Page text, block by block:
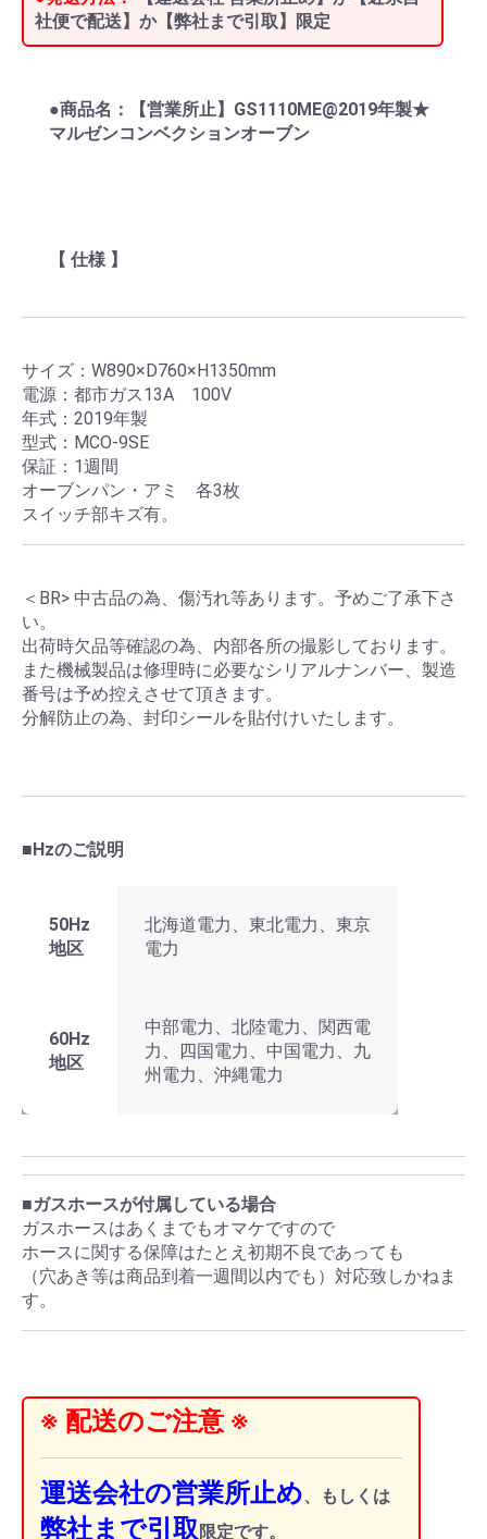
社便で配送】か【弊社まで引取】限定
●商品名：【営業所止】GS1110ME@2019年製★
マルゼンコンベクションオーブン
【 仕様 】
サイズ：W890×D760×H1350mm
電源：都市ガス13A 100V
年式：2019年製
型式：MCO-9SE
保証：1週間
オーブンパン・アミ 各3枚
スイッチ部キズ有。
＜BR> 中古品の為、傷汚れ等あります。予めご了承下さ
い。
出荷時欠品等確認の為、内部各所の撮影しております。
また機械製品は修理時に必要なシリアルナンバー、製造
番号は予め控えさせて頂きます。
分解防止の為、封印シールを貼付けいたします。
■Hzのご説明
50Hz
地区
北海道電力、東北電力、東京
電力
60Hz
地区
中部電力、北陸電力、関西電
力、四国電力、中国電力、九
州電力、沖縄電力
■ガスホースが付属している場合
ガスホースはあくまでもオマケですので
ホースに関する保障はたとえ初期不良であっても
（穴あき等は商品到着一週間以内でも）対応致しかねま
す。
※ 配送のご注意 ※
運送会社の営業所止め、もしくは
弊社まで引取 限定です。